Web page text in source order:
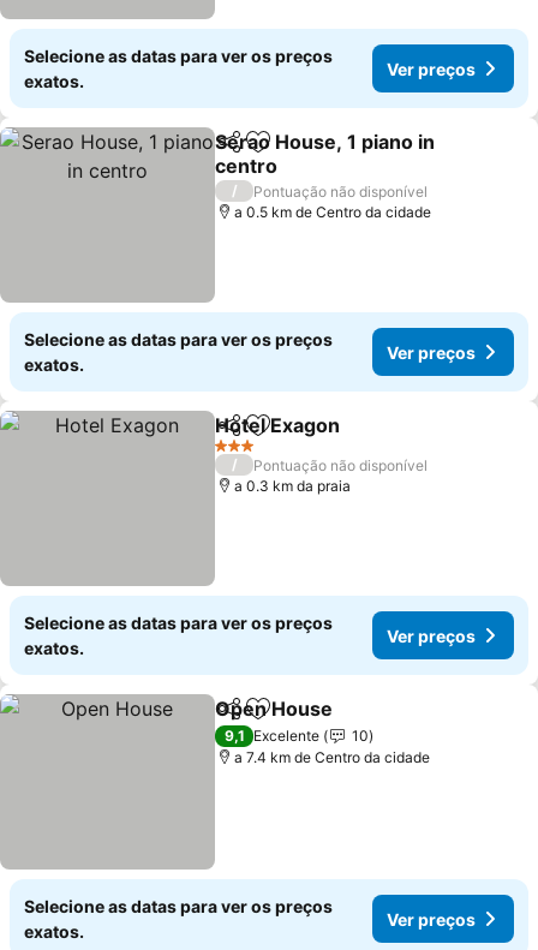
Selecione as datas para ver os preços
exatos.
Ver preços
PartilharAdicionar aos favoritos
Serao House, 1 piano in
centro
/
Pontuação não disponível
a 0.5 km de Centro da cidade
Selecione as datas para ver os preços
exatos.
Ver preços
PartilharAdicionar aos favoritos
Hotel Exagon
3 Estrelas
/
Pontuação não disponível
a 0.3 km da praia
Selecione as datas para ver os preços
exatos.
Ver preços
PartilharAdicionar aos favoritos
Open House
9,1 Excelente
10
a 7.4 km de Centro da cidade
Selecione as datas para ver os preços
exatos.
Ver preços